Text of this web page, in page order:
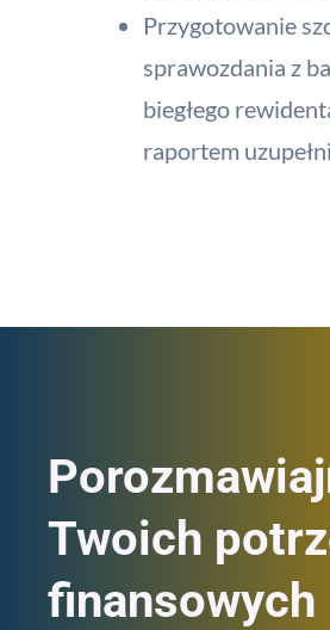
Przygotowanie
sprawozdania z
biegłego
raportem
Twoich
finansowych